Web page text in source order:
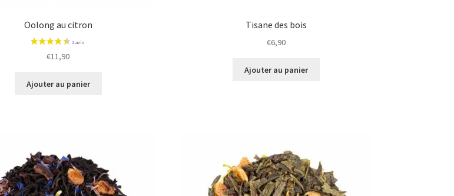
Oolong au citron
€11,90
Ajouter au panier
Tisane des bois
€6,90
Ajouter au panier